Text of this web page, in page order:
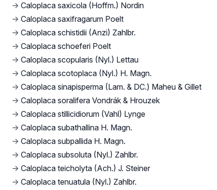
→ Caloplaca saxicola (Hoffm.) Nordin
→ Caloplaca saxifragarum Poelt
→ Caloplaca schistidii (Anzi) Zahlbr.
→ Caloplaca schoeferi Poelt
→ Caloplaca scopularis (Nyl.) Lettau
→ Caloplaca scotoplaca (Nyl.) H. Magn.
→ Caloplaca sinapisperma (Lam. & DC.) Maheu & Gillet
→ Caloplaca soralifera Vondrák & Hrouzek
→ Caloplaca stillicidiorum (Vahl) Lynge
→ Caloplaca subathallina H. Magn.
→ Caloplaca subpallida H. Magn.
→ Caloplaca subsoluta (Nyl.) Zahlbr.
→ Caloplaca teicholyta (Ach.) J. Steiner
→ Caloplaca tenuatula (Nyl.) Zahlbr.